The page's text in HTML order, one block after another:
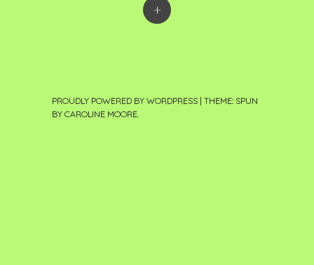
+
PROUDLY POWERED BY WORDPRESS | THEME: SPUN
BY CAROLINE MOORE